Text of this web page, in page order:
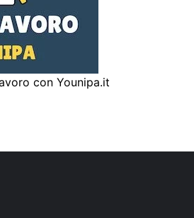
con Younipa.it